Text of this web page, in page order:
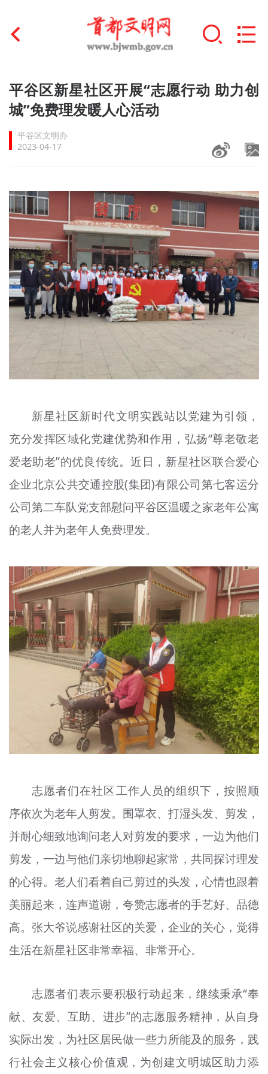
首页
文明创建
文明实践
未成年人思想道德建设
榜样人物
+
身边好人
文明评论
北京宣传文化引导基金
宣传思想文化人才
专题
平谷区新星社区开展“志愿行动 助力创
城”免费理发暖人心活动
平谷区文明办
2023-04-17
新星社区新时代文明实践站以党建为引领，
充分发挥区域化党建优势和作用，弘扬“尊老敬老
爱老助老”的优良传统。近日，新星社区联合爱心
企业北京公共交通控股(集团)有限公司第七客运分
公司第二车队党支部慰问平谷区温暖之家老年公寓
的老人并为老年人免费理发。
志愿者们在社区工作人员的组织下，按照顺
序依次为老年人剪发。围罩衣、打湿头发、剪发，
并耐心细致地询问老人对剪发的要求，一边为他们
剪发，一边与他们亲切地聊起家常，共同探讨理发
的心得。老人们看着自己剪过的头发，心情也跟着
美丽起来，连声道谢，夸赞志愿者的手艺好、品德
高。张大爷说感谢社区的关爱，企业的关心，觉得
生活在新星社区非常幸福、非常开心。
志愿者们表示要积极行动起来，继续秉承“奉
献、友爱、互助、进步”的志愿服务精神，从自身
实际出发，为社区居民做一些力所能及的服务，践
行社会主义核心价值观，为创建文明城区助力添